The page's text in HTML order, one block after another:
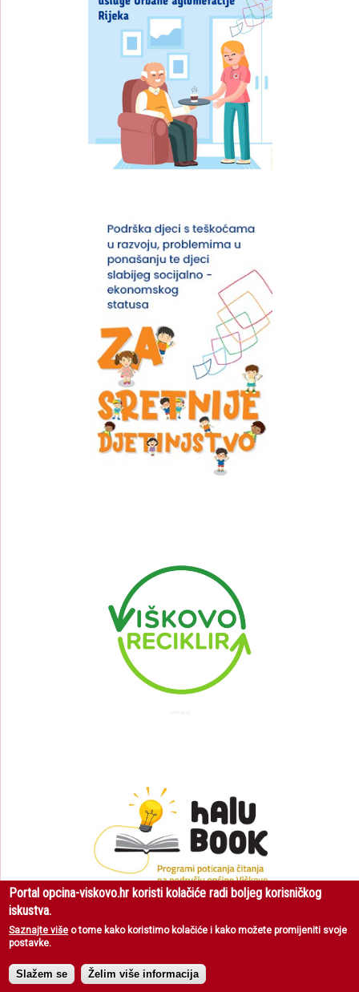
privatnosti
Portal opcina-viskovo.hr koristi kolačiće radi boljeg korisničkog
iskustva.
Saznajte više o tome kako koristimo kolačiće i kako možete promijeniti svoje
postavke.
Slažem se Želim više informacija